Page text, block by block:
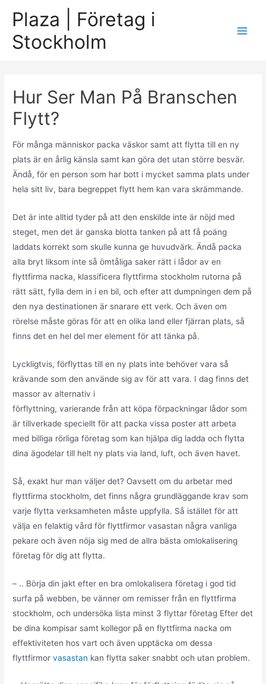
content
Plaza | Företag i
Stockholm
Hur Ser Man På Branschen
Flytt?
För många människor packa väskor samt att flytta till en ny
plats är en årlig känsla samt kan göra det utan större besvär.
Ändå, för en person som har bott i mycket samma plats under
hela sitt liv, bara begreppet flytt hem kan vara skrämmande.
Det är inte alltid tyder på att den enskilde inte är nöjd med
steget, men det är ganska blotta tanken på att få poäng
laddats korrekt som skulle kunna ge huvudvärk. Ändå packa
alla bryt liksom inte så ömtåliga saker rätt i lådor av en
flyttfirma nacka, klassificera flyttfirma stockholm rutorna på
rätt sätt, fylla dem in i en bil, och efter att dumpningen dem på
den nya destinationen är snarare ett verk. Och även om
rörelse måste göras för att en olika land eller fjärran plats, så
finns det en hel del mer element för att tänka på.
Lyckligtvis, förflyttas till en ny plats inte behöver vara så
krävande som den använde sig av för att vara. I dag finns det
massor av alternativ i
förflyttning, varierande från att köpa förpackningar lådor som
är tillverkade speciellt för att packa vissa poster att arbeta
med billiga rörliga företag som kan hjälpa dig ladda och flytta
dina ägodelar till helt ny plats via land, luft, och även havet.
Så, exakt hur man väljer det? Oavsett om du arbetar med
flyttfirma stockholm, det finns några grundläggande krav som
varje flytta verksamheten måste uppfylla. Så istället för att
välja en felaktig vård för flyttfirmor vasastan några vanliga
pekare och även nöja sig med de allra bästa omlokalisering
företag för dig att flytta.
– .. Börja din jakt efter en bra omlokalisera företag i god tid
surfa på webben, be vänner om remisser från en flyttfirma
stockholm, och undersöka lista minst 3 flyttar företag Efter det
be dina kompisar samt kollegor på en flyttfirma nacka om
effektiviteten hos vart och även upptäcka om dessa
flyttfirmorvasastan kan flytta saker snabbt och utan problem.